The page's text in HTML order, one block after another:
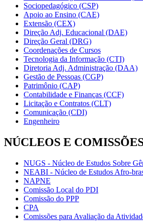
Sociopedagógico (CSP)
Apoio ao Ensino (CAE)
Extensão (CEX)
Direção Adj. Educacional (DAE)
Direção Geral (DRG)
Coordenações de Cursos
Tecnologia da Informação (CTI)
Diretoria Adj. Administração (DAA)
Gestão de Pessoas (CGP)
Patrimônio (CAP)
Contabilidade e Finanças (CCF)
Licitação e Contratos (CLT)
Comunicação (CDI)
Engenheiro
NÚCLEOS E
NUGS - Núcleo de Estudos Sobre
NEABI - Núcleo de Estudos Afro-
NAPNE
Comissão Local do PDI
Comissão do PPP
CPA
Comissões para Avaliação da